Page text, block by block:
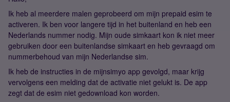
Ik heb al meerdere malen geprobeerd om mijn prepaid esim te
activeren. Ik ben voor langere tijd in het buitenland en heb een
Nederlands nummer nodig. Mijn oude simkaart kon ik niet meer
gebruiken door een buitenlandse simkaart en heb gevraagd om
nummerbehoud van mijn Nederlandse sim.
Ik heb de instructies in de mijnsimyo app gevolgd, maar krijg
vervolgens een melding dat de activatie niet gelukt is. De app
zegt dat de esim niet gedownload kon worden.